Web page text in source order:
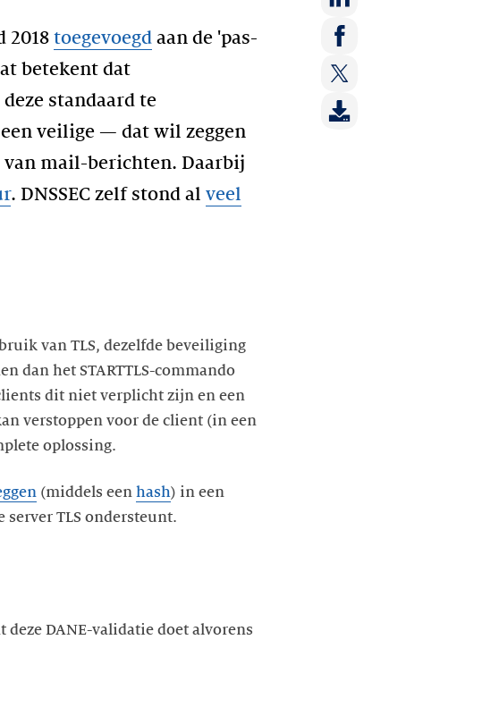
2018 toegevoegd aan de 'pas-
betekent dat
standaard te
veilige — dat wil zeggen
mail-berichten. Daarbij
. DNSSEC zelf stond al veel
Deel
op:
LinkedIn
Deel
op:
Facebook
Deel
op:
van TLS, dezelfde beveiliging
dan het STARTTLS-commando
dit niet verplicht zijn en een
verstoppen voor de client (in een
oplossing.
(middels een hash) in een
server TLS ondersteunt.
DANE-validatie doet alvorens